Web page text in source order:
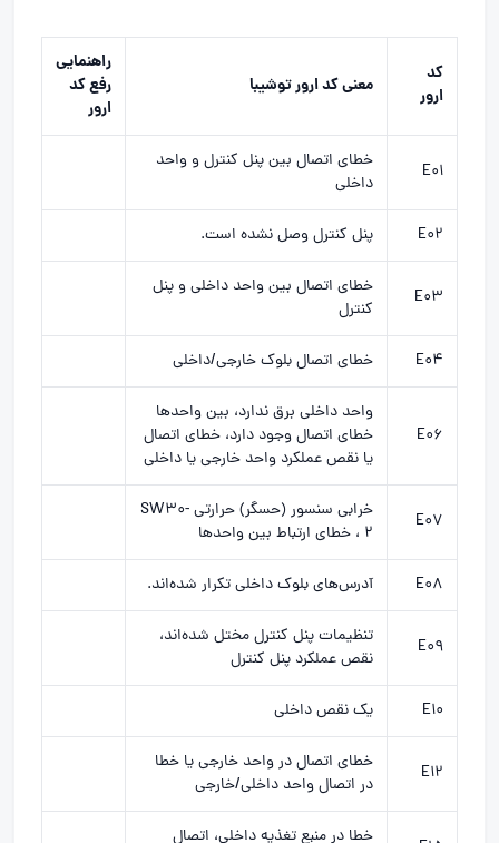
کد
ارور
معنی کد ارور توشیبا
راهنمایی
رفع کد
ارور
E01
خطای اتصال بین پنل کنترل و واحد
داخلی
E02 پنل کنترل وصل نشده است.
E03
خطای اتصال بین واحد داخلی و پنل
کنترل
E04 خطای اتصال بلوک خارجی/داخلی
E06
واحد داخلی برق ندارد، بین واحدها
خطای اتصال وجود دارد، خطای اتصال
یا نقص عملکرد واحد خارجی یا داخلی
E07
خرابی سنسور (حسگر) حرارتی SW30-
2 ، خطای ارتباط بین واحدها
E08 آدرس‌های بلوک داخلی تکرار شده‌اند.
E09
تنظیمات پنل کنترل مختل شده‌اند،
نقص عملکرد پنل کنترل
E10 یک نقص داخلی
E12
خطای اتصال در واحد خارجی یا خطا
در اتصال واحد داخلی/خارجی
خطا در منبع تغذیه داخلی، اتصال